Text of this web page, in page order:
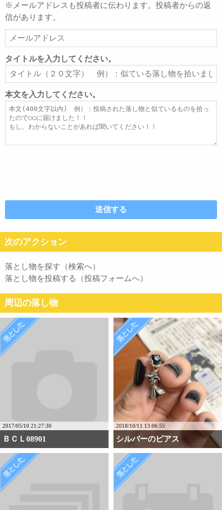
※メールアドレスも投稿者に伝わります。投稿者からの返
信があります。
ー
ル
ア
ド
レ
ス
タイトルを入力してください。
タ
イ
ト
ル
本文を入力してください。
本
文
次のアクション
落とし物を探す（検索へ）
落とし物を投稿する（投稿フォームへ）
周辺の落し物
2017/05/10 21:27:30
ＢＣＬ08901
2018/10/11 13:06:55
シルバーのピアス